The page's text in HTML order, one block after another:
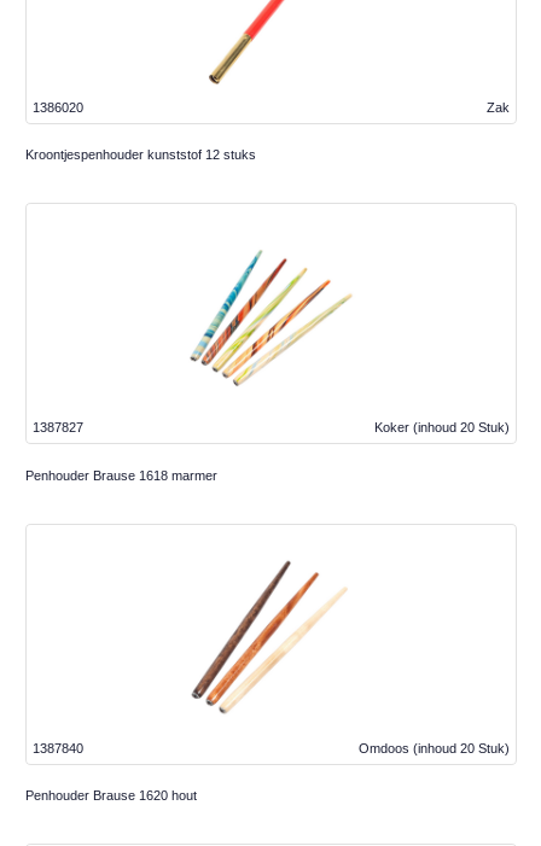
Zak
1386020
Kroontjespenhouder kunststof 12 stuks
Koker (inhoud 20 Stuk)
1387827
Penhouder Brause 1618 marmer
Omdoos (inhoud 20 Stuk)
1387840
Penhouder Brause 1620 hout